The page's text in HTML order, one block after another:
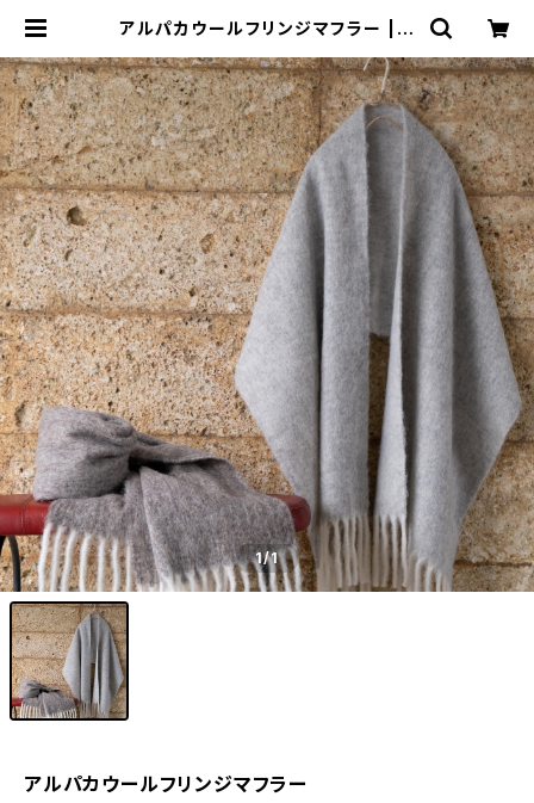
アルパカウールフリンジマフラー | J
1/1
アルパカウールフリンジマフラー